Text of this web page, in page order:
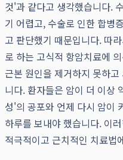
것'과 같다고 생각했습니다.
기 어렵고, 수술로 인한 합병
고 판단했기 때문입니다. 따
로 하는 고식적 항암치료에
근본 원인을 제거하지 못하
니다. 환자들은 암이 더 이상
성'의 공포와 언제 다시 암이
하루를 보내야 했습니다. 이
적극적이고 근치적인 치료법